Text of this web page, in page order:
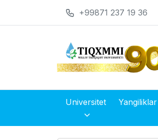
+99871 237 19 36
Yangiliklar